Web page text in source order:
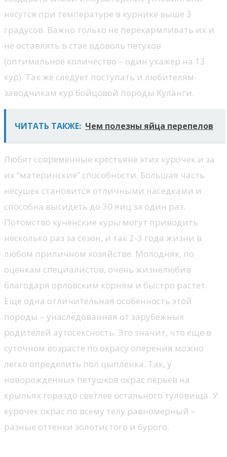
несутся при температуре в курнике выше 3
градусов. Важно только не перекармливать их и
не оставлять в стае вдоволь петухов
(оптимальное количество – один ухажер на 13
кур). Так же следует поступать и любителям-
заводчикам кур бойцовой породы Куланги.
ЧИТАТЬ ТАКЖЕ: Чем полезны яйца перепелов
Любят современные крестьяне этих курочек и за
их “материнские” способности. Большая часть
несушек становится отличными наседками и
способна высидеть до 30 яиц за один раз.
Потомство кученские куры могут приводить
несколько раз за сезон, и так 2-3 года жизни в
любом приличном хозяйстве. Молодняк, по
оценкам специалистов, очень жизнелюбив
благодаря орловским корням и быстро растет.
Еще одна отличительная особенность этой
породы – унаследованная от зарубежных
родителей аутосексность. Это значит, что еще в
суточном возрасте по окрасу оперения можно
легко определить пол цыпленка. Так, у
новорожденных петушков окрас перьев на
крыльях гораздо светлее остального туловища. У
курочек окрас по всему телу равномерный –
разные оттенки золотистого и бурого.